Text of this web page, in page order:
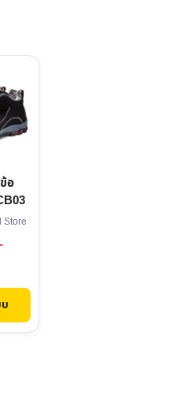
อ
Store